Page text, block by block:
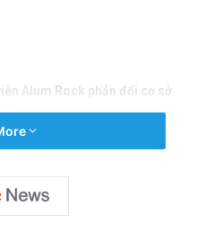
Alum Rock phản đối cơ sở
Bảo Tồn Nghệ Thuật
Biến Mất